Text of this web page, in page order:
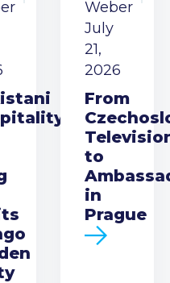
Weber
July
21,
2026
From
to
in
Prague